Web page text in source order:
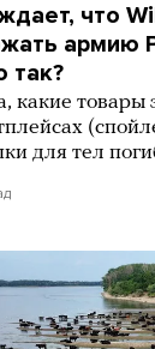
что
армию
так?
какие товары
для тел